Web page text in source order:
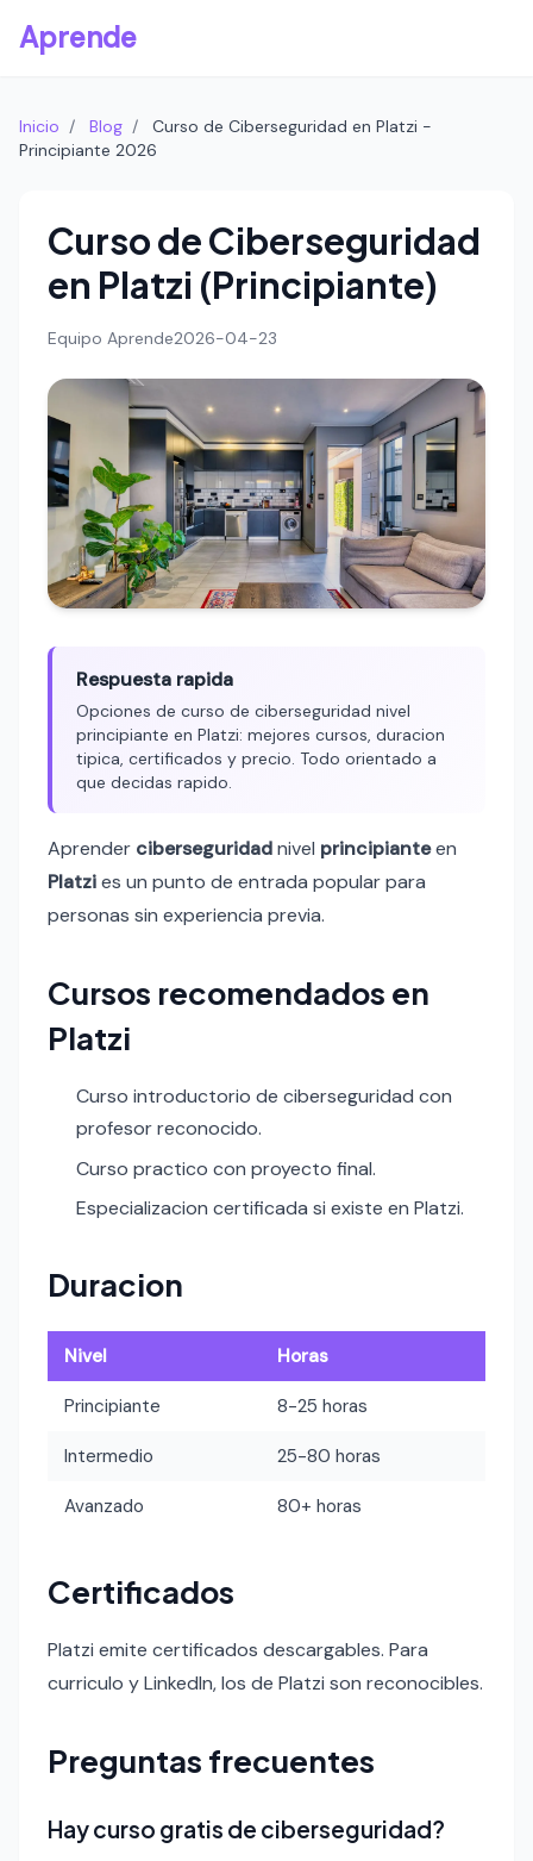
Aprende
Inicio / Blog /
Curso de Ciberseguridad en Platzi -
Principiante 2026
Curso de Ciberseguridad
en Platzi (Principiante)
Equipo Aprende2026-04-23
Respuesta rapida
Opciones de curso de ciberseguridad nivel
principiante en Platzi: mejores cursos, duracion
tipica, certificados y precio. Todo orientado a
que decidas rapido.
Aprender ciberseguridadnivel principianteen
Platzies un punto de entrada popular para
personas sin experiencia previa.
Cursos recomendados en
Platzi
Curso introductorio de ciberseguridad con
profesor reconocido.
Curso practico con proyecto final.
Especializacion certificada si existe en Platzi.
Duracion
Nivel Horas
Principiante 8-25 horas
Intermedio 25-80 horas
Avanzado 80+ horas
Certificados
Platzi emite certificados descargables. Para
curriculo y LinkedIn, los de Platzi son reconocibles.
Preguntas frecuentes
Hay curso gratis de ciberseguridad?